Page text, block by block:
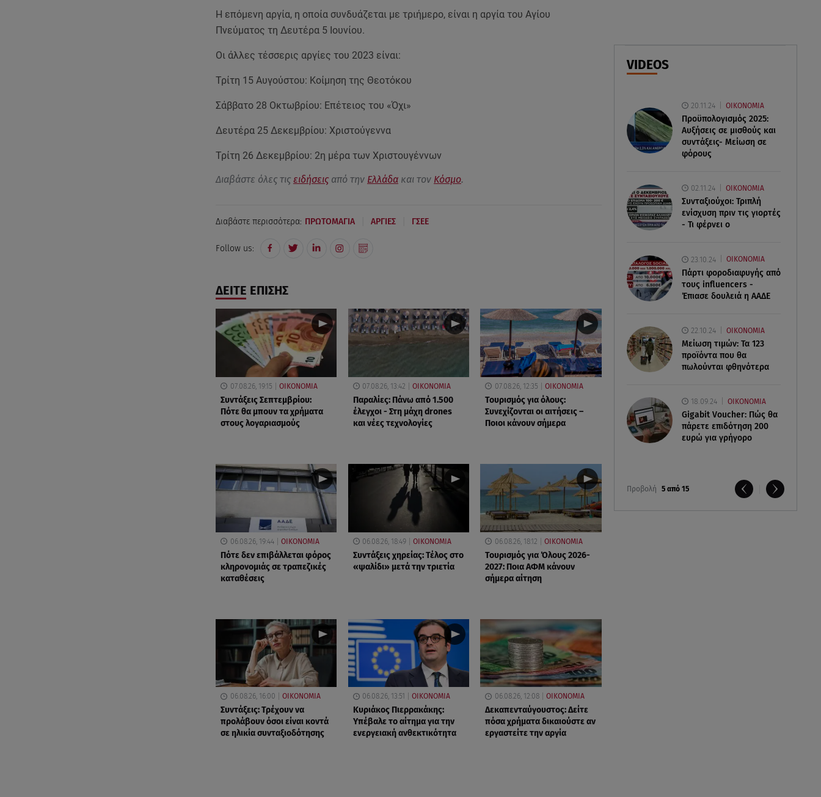
07.08.26 , 18:34
Έξοδος Αυγούστου: Στο 100% η
πληρότητα για Κυκλάδες
VIDEOS
20.11.24 ΟΙΚΟΝΟΜΙΑ
Προϋπολογισμός 2025:
Αυξήσεις σε μισθούς και
συντάξεις- Μείωση σε
φόρους
02.11.24 ΟΙΚΟΝΟΜΙΑ
Συνταξιούχοι: Τριπλή
ενίσχυση πριν τις γιορτές
- Τι φέρνει ο
23.10.24 ΟΙΚΟΝΟΜΙΑ
Πάρτι φοροδιαφυγής από
τους influencers -
Έπιασε δουλειά η ΑΑΔΕ
22.10.24 ΟΙΚΟΝΟΜΙΑ
Μείωση τιμών: Τα 123
προϊόντα που θα
πωλούνται φθηνότερα
18.09.24 ΟΙΚΟΝΟΜΙΑ
Gigabit Voucher: Πώς θα
πάρετε επιδότηση 200
ευρώ για γρήγορο
Προβολή 5 από 15
Η επόμενη αργία, η οποία συνδυάζεται με τριήμερο, είναι η αργία του Αγίου
Πνεύματος τη Δευτέρα 5 Ιουνίου.
Οι άλλες τέσσερις αργίες του 2023 είναι:
Τρίτη 15 Αυγούστου: Κοίμηση της Θεοτόκου
Σάββατο 28 Οκτωβρίου: Επέτειος του «Όχι»
Δευτέρα 25 Δεκεμβρίου: Χριστούγεννα
Τρίτη 26 Δεκεμβρίου: 2η μέρα των Χριστουγέννων
Διαβάστε όλες τις ειδήσειςαπό την Ελλάδακαι τον Κόσμο.
Διαβάστε περισσότερα: ΠΡΩΤΟΜΑΓΙΑ ΑΡΓΙΕΣ ΓΣΕΕ
Follow us:
ΔΕΙΤΕ ΕΠΙΣΗΣ
07.08.26, 19:15 ΟΙΚΟΝΟΜΙΑ
Συντάξεις Σεπτεμβρίου:
Πότε θα μπουν τα χρήματα
στους λογαριασμούς
07.08.26, 13:42 ΟΙΚΟΝΟΜΙΑ
Παραλίες: Πάνω από 1.500
έλεγχοι - Στη μάχη drones
και νέες τεχνολογίες
07.08.26, 12:35 ΟΙΚΟΝΟΜΙΑ
Τουρισμός για όλους:
Συνεχίζονται οι αιτήσεις –
Ποιοι κάνουν σήμερα
06.08.26, 19:44 ΟΙΚΟΝΟΜΙΑ
Πότε δεν επιβάλλεται φόρος
κληρονομιάς σε τραπεζικές
καταθέσεις
06.08.26, 18:49 ΟΙΚΟΝΟΜΙΑ
Συντάξεις χηρείας: Τέλος στο
«ψαλίδι» μετά την τριετία
06.08.26, 18:12 ΟΙΚΟΝΟΜΙΑ
Τουρισμός για Όλους 2026-
2027: Ποια ΑΦΜ κάνουν
σήμερα αίτηση
06.08.26, 16:00 ΟΙΚΟΝΟΜΙΑ
Συντάξεις: Τρέχουν να
προλάβουν όσοι είναι κοντά
σε ηλικία συνταξιοδότησης
06.08.26, 13:51 ΟΙΚΟΝΟΜΙΑ
Κυριάκος Πιερρακάκης:
Υπέβαλε το αίτημα για την
ενεργειακή ανθεκτικότητα
06.08.26, 12:08 ΟΙΚΟΝΟΜΙΑ
Δεκαπενταύγουστος: Δείτε
πόσα χρήματα δικαιούστε αν
εργαστείτε την αργία